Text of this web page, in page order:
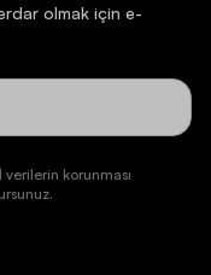
olmak için e-
verilerin korunması